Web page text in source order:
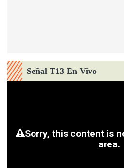
Señal T13 En Vivo